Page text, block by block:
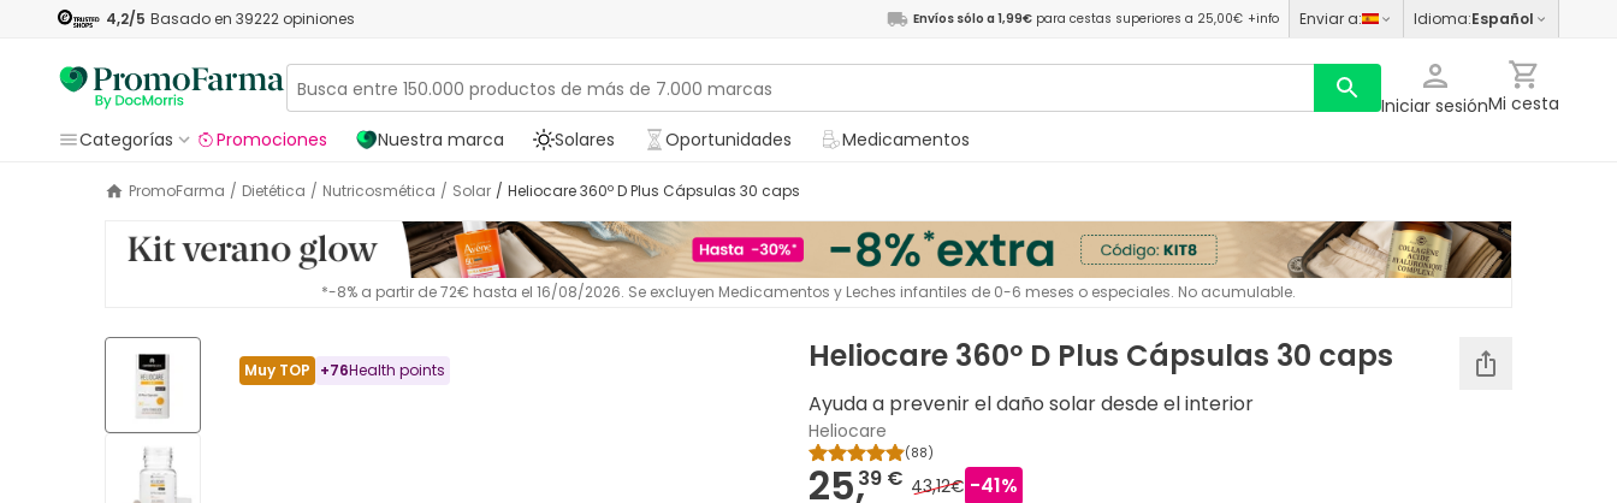
4,2/5 Basado en 39222 opiniones Envíos sólo a 1,99€ para cestas superiores a 25,00€ +info Enviar a: Idioma:Español
Iniciar sesiónMi cesta
Categorías
Promociones Nuestra marca Solares Oportunidades Medicamentos
PromoFarma / Dietética / Nutricosmética / Solar / Heliocare 360º D Plus Cápsulas 30 caps
*-8% a partir de 72€ hasta el 16/08/2026. Se excluyen Medicamentos y Leches infantiles de 0-6 meses o especiales. No acumulable.
Muy TOP +76Health points Heliocare 360º D Plus Cápsulas 30 caps
Ayuda a prevenir el daño solar desde el interior
Heliocare
(88)
25,39 € 43,12€ -41%